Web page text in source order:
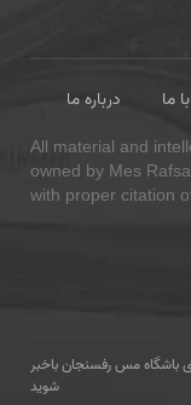
درباره ما ما
All material and
owned by Mes
with proper citation
باشگاه مس رفسنجان باخبر
شوید